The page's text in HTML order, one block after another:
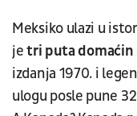
Meksiko ulazi u
jetri puta domaćin
izdanja 1970. i
ulogu posle pune